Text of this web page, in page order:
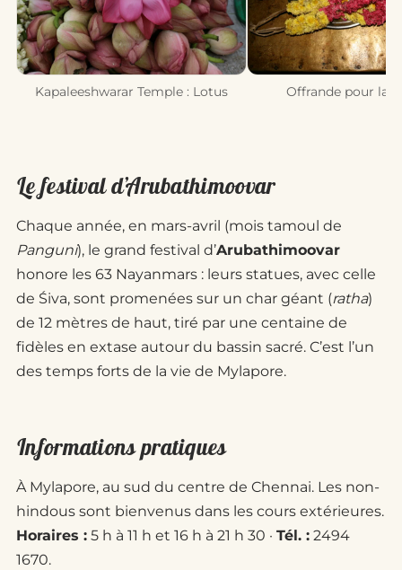
Kapaleeshwarar Temple : Lotus Offrande pour la
Le festival d’Arubathimoovar
Chaque année, en mars-avril (mois tamoul de
Panguni), le grand festival d’Arubathimoovar
honore les 63 Nayanmars : leurs statues, avec celle
de Śiva, sont promenées sur un char géant (ratha)
de 12 mètres de haut, tiré par une centaine de
fidèles en extase autour du bassin sacré. C’est l’un
des temps forts de la vie de Mylapore.
Informations pratiques
À Mylapore, au sud du centre de Chennai. Les non-
hindous sont bienvenus dans les cours extérieures.
Horaires : 5 h à 11 h et 16 h à 21 h 30 · Tél. : 2494
1670.